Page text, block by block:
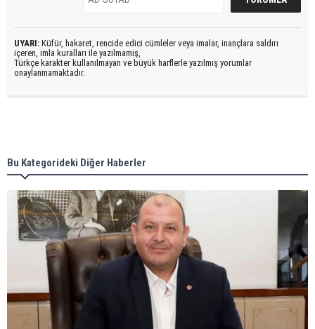
UYARI: Küfür, hakaret, rencide edici cümleler veya imalar, inançlara saldırı
içeren, imla kuralları ile yazılmamış,
Türkçe karakter kullanılmayan ve büyük harflerle yazılmış yorumlar
onaylanmamaktadır.
Bu Kategorideki Diğer Haberler